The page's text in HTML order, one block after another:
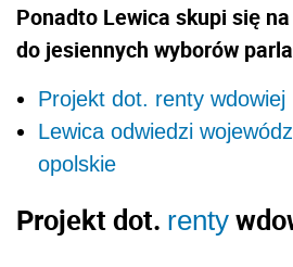
Ponadto Lewica skupi się
do jesiennych wyborów
Projekt dot. renty wdowiej
Lewica odwiedzi
opolskie
Projekt dot. renty